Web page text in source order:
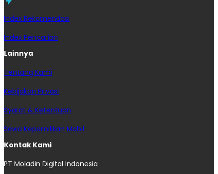
Index Rekomendasi
Index Pencarian
Lainnya
Tentang Kami
Kebijakan Privasi
Syarat & Ketentuan
Sewa Kepemilikan Mobil
Kontak Kami
PT Moladin Digital Indonesia